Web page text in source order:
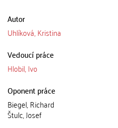
Autor
Uhlíková, Kristina
Vedoucí práce
Hlobil, Ivo
Oponent práce
Biegel, Richard
Štulc, Josef